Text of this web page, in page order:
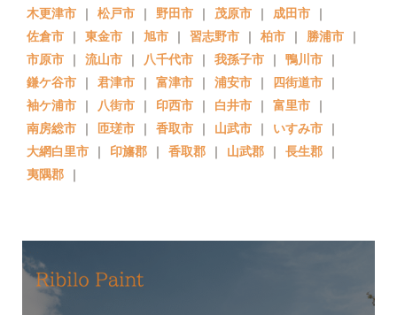
木更津市 ｜ 松戸市 ｜ 野田市 ｜ 茂原市 ｜ 成田市 ｜
佐倉市 ｜ 東金市 ｜ 旭市 ｜ 習志野市 ｜ 柏市 ｜ 勝浦市 ｜
市原市 ｜ 流山市 ｜ 八千代市 ｜ 我孫子市 ｜ 鴨川市 ｜
鎌ケ谷市 ｜ 君津市 ｜ 富津市 ｜ 浦安市 ｜ 四街道市 ｜
袖ケ浦市 ｜ 八街市 ｜ 印西市 ｜ 白井市 ｜ 富里市 ｜
南房総市 ｜ 匝瑳市 ｜ 香取市 ｜ 山武市 ｜ いすみ市 ｜
大網白里市 ｜ 印旛郡 ｜ 香取郡 ｜ 山武郡 ｜ 長生郡 ｜
夷隅郡 ｜